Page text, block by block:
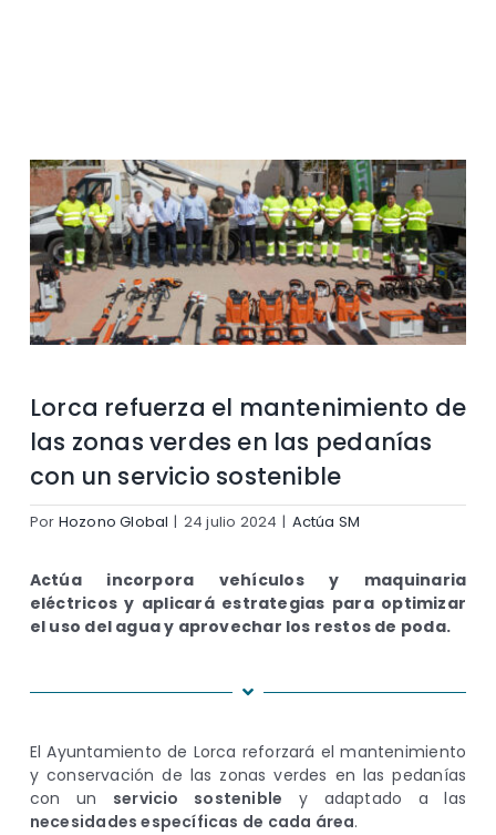
Lorca refuerza el mantenimiento de
las zonas verdes en las pedanías
con un servicio sostenible
Por Hozono Global | 24 julio 2024 | Actúa SM
Actúa incorpora vehículos y maquinaria
eléctricos y aplicará estrategias para optimizar
el uso del agua y aprovechar los restos de poda.
El Ayuntamiento de Lorca reforzará el mantenimiento
y conservación de las zonas verdes en las pedanías
con un servicio sostenible y adaptado a las
necesidades específicas de cada área.